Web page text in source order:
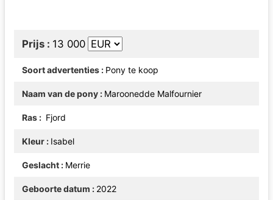
Prijs 13 000
Soort advertenties Pony te koop
Naam van de pony Maroonedde Malfournier
Ras Fjord
Kleur Isabel
Geslacht Merrie
Geboorte datum 2022